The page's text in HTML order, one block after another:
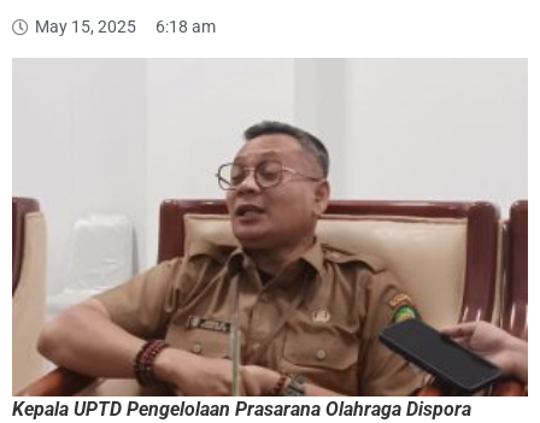
May 15, 2025 6:18 am
Kepala UPTD Pengelolaan Prasarana Olahraga Dispora